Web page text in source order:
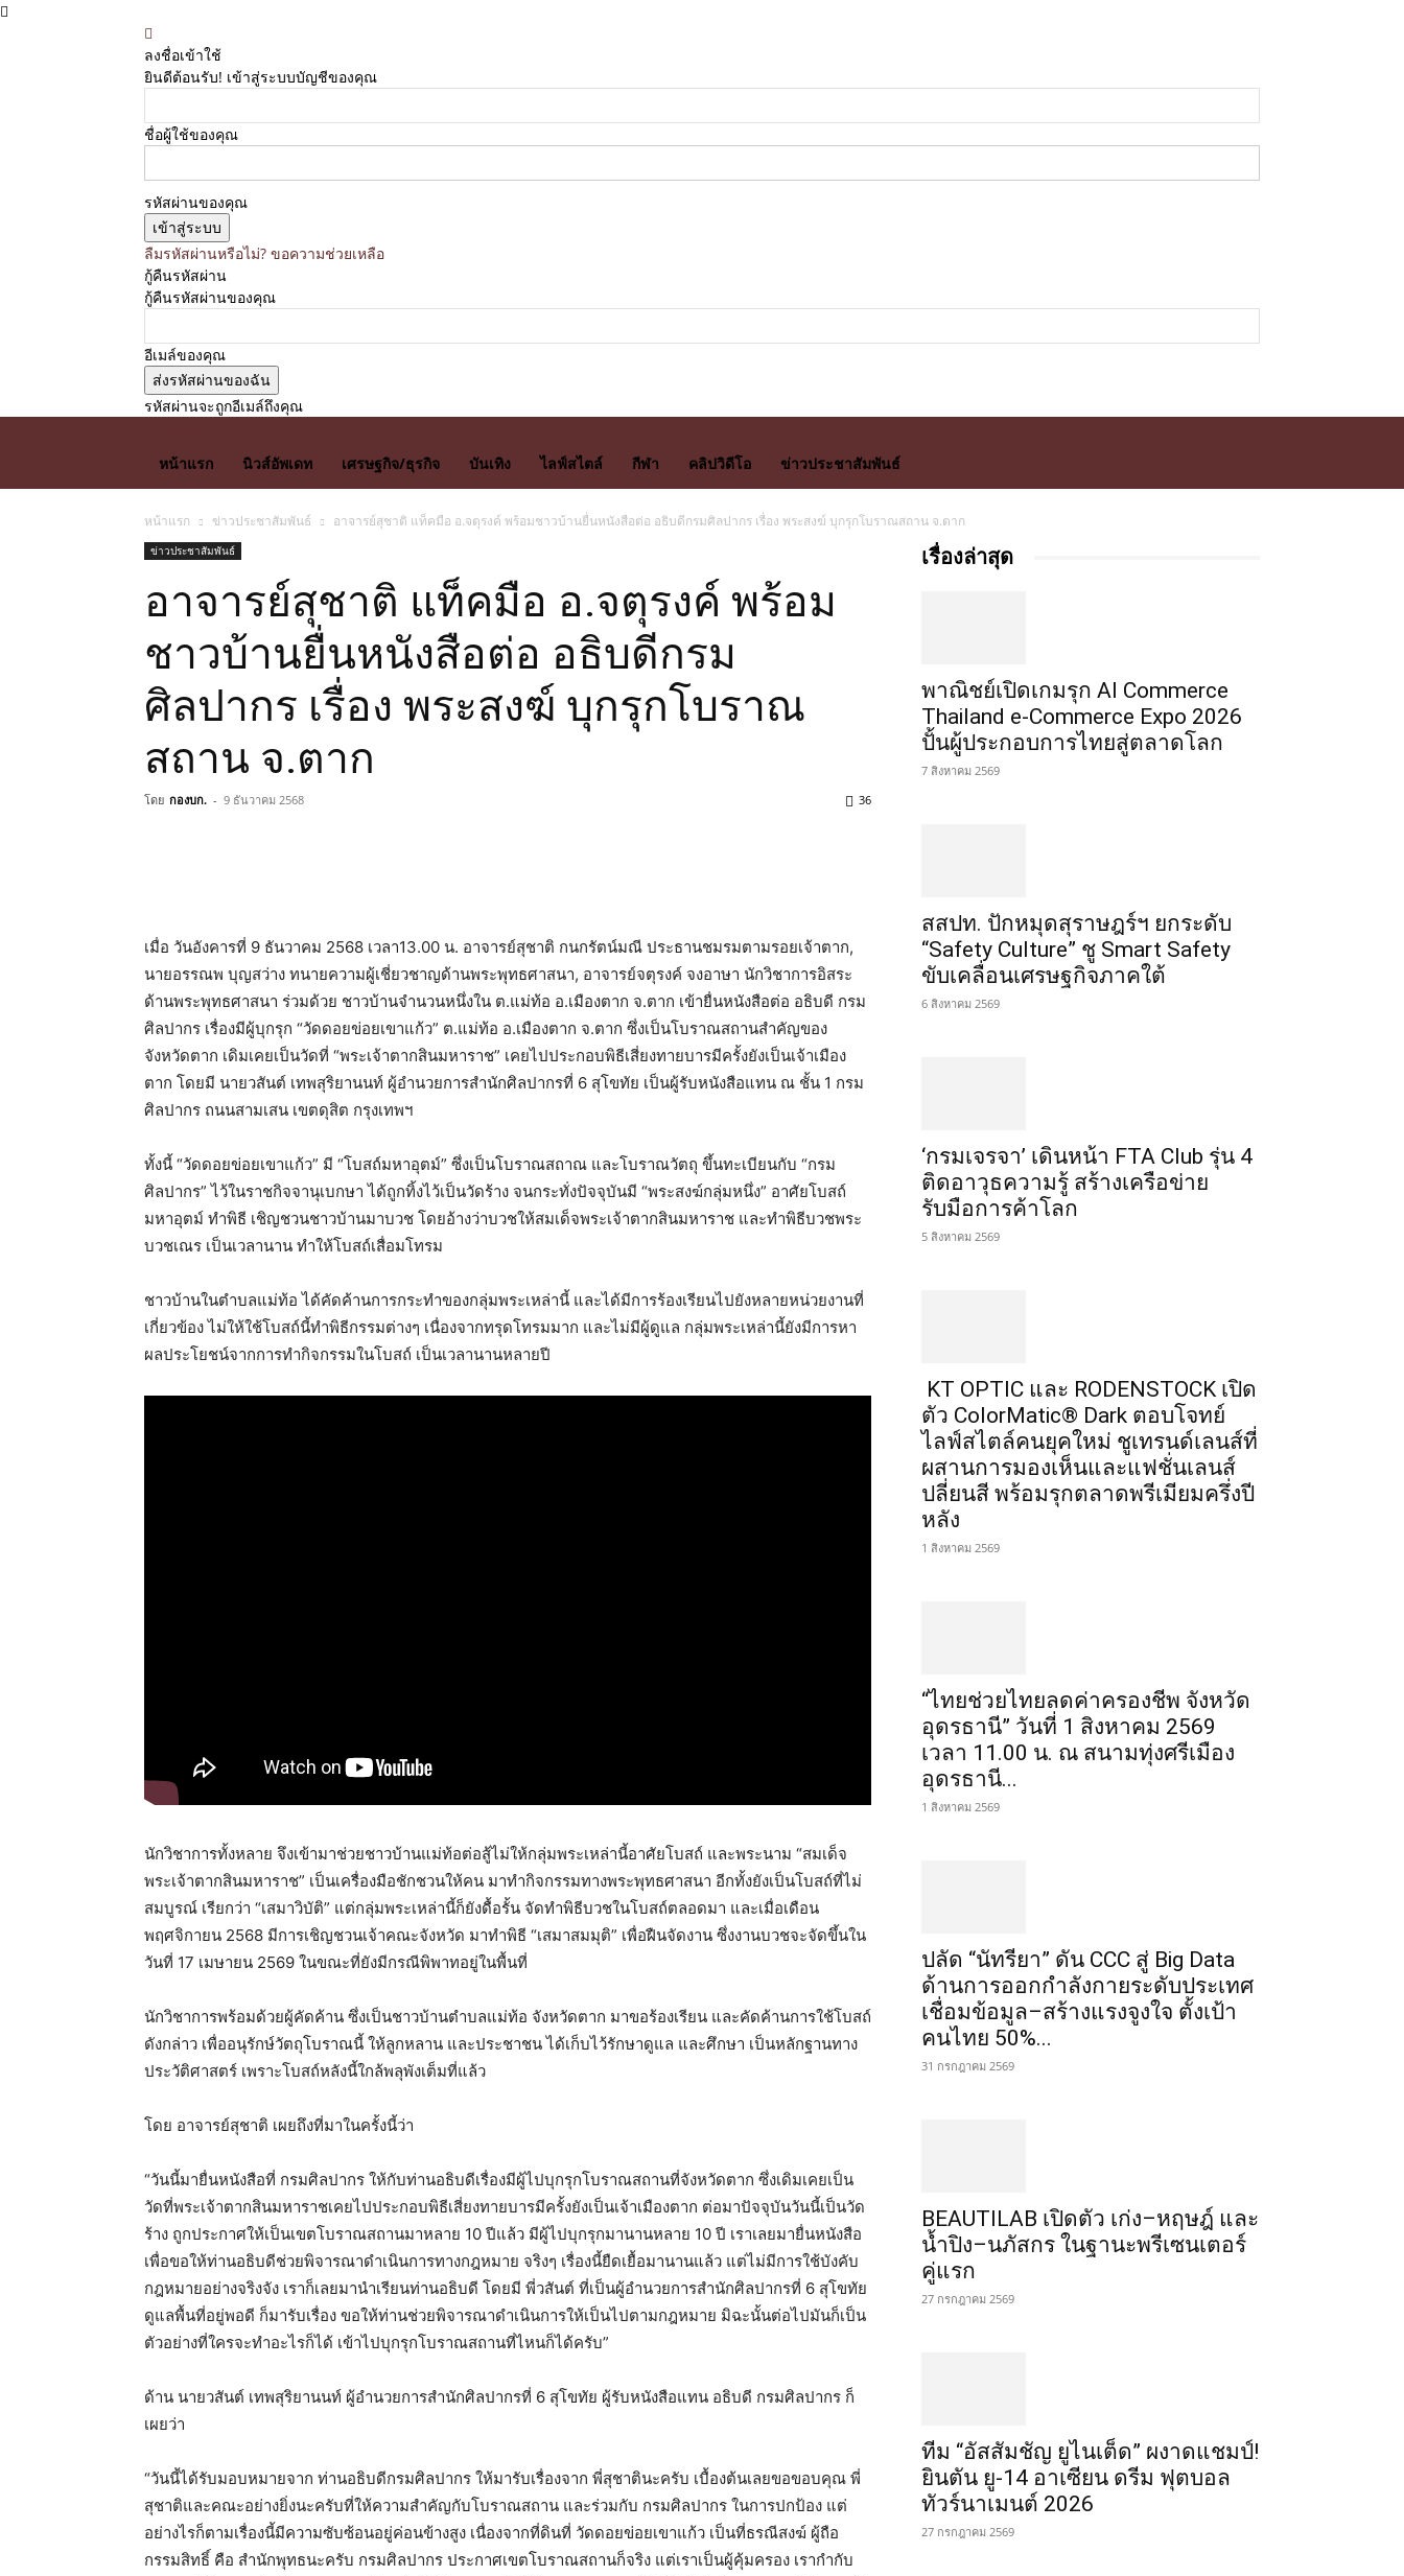
ลงชื่อเข้าใช้
ยินดีต้อนรับ! เข้าสู่ระบบบัญชีของคุณ
ชื่อผู้ใช้ของคุณ
รหัสผ่านของคุณ
ลืมรหัสผ่านหรือไม่? ขอความช่วยเหลือ
กู้คืนรหัสผ่าน
กู้คืนรหัสผ่านของคุณ
อีเมล์ของคุณ
รหัสผ่านจะถูกอีเมล์ถึงคุณ
หน้าแรก
นิวส์อัพเดท เศรษฐกิจ/ธุรกิจ บันเทิง ไลฟ์สไตล์ กีฬา คลิปวิดีโอ ข่าวประชาสัมพันธ์
หน้าแรก ข่าวประชาสัมพันธ์ อาจารย์สุชาติ แท็คมือ อ.จตุรงค์ พร้อมชาวบ้านยื่นหนังสือต่อ อธิบดีกรมศิลปากร เรื่อง พระสงฆ์ บุกรุกโบราณสถาน จ.ตาก
ข่าวประชาสัมพันธ์
อาจารย์สุชาติ แท็คมือ อ.จตุรงค์ พร้อม
ชาวบ้านยื่นหนังสือต่อ อธิบดีกรม
ศิลปากร เรื่อง พระสงฆ์ บุกรุกโบราณ
สถาน จ.ตาก
โดย กองบก. - 9 ธันวาคม 2568 36
เมื่อ วันอังคารที่ 9 ธันวาคม 2568 เวลา13.00 น. อาจารย์สุชาติ กนกรัตน์มณี ประธานชมรมตามรอยเจ้าตาก,
นายอรรณพ บุญสว่าง ทนายความผู้เชี่ยวชาญด้านพระพุทธศาสนา, อาจารย์จตุรงค์ จงอาษา นักวิชาการอิสระ
ด้านพระพุทธศาสนา ร่วมด้วย ชาวบ้านจำนวนหนึ่งใน ต.แม่ท้อ อ.เมืองตาก จ.ตาก เข้ายื่นหนังสือต่อ อธิบดี กรม
ศิลปากร เรื่องมีผู้บุกรุก “วัดดอยข่อยเขาแก้ว” ต.แม่ท้อ อ.เมืองตาก จ.ตาก ซึ่งเป็นโบราณสถานสำคัญของ
จังหวัดตาก เดิมเคยเป็นวัดที่ “พระเจ้าตากสินมหาราช” เคยไปประกอบพิธีเสี่ยงทายบารมีครั้งยังเป็นเจ้าเมือง
ตาก โดยมี นายวสันต์ เทพสุริยานนท์ ผู้อำนวยการสำนักศิลปากรที่ 6 สุโขทัย เป็นผู้รับหนังสือแทน ณ ชั้น 1 กรม
ศิลปากร ถนนสามเสน เขตดุสิต กรุงเทพฯ
ทั้งนี้ “วัดดอยข่อยเขาแก้ว” มี “โบสถ์มหาอุตม์” ซึ่งเป็นโบราณสถาณ และโบราณวัตถุ ขึ้นทะเบียนกับ “กรม
ศิลปากร” ไว้ในราชกิจจานุเบกษา ได้ถูกทิ้งไว้เป็นวัดร้าง จนกระทั่งปัจจุบันมี “พระสงฆ์กลุ่มหนึ่ง” อาศัยโบสถ์
มหาอุตม์ ทำพิธี เชิญชวนชาวบ้านมาบวช โดยอ้างว่าบวชให้สมเด็จพระเจ้าตากสินมหาราช และทำพิธีบวชพระ
บวชเณร เป็นเวลานาน ทำให้โบสถ์เสื่อมโทรม
ชาวบ้านในตำบลแม่ท้อ ได้คัดค้านการกระทำของกลุ่มพระเหล่านี้ และได้มีการร้องเรียนไปยังหลายหน่วยงานที่
เกี่ยวข้อง ไม่ให้ใช้โบสถ์นี้ทำพิธีกรรมต่างๆ เนื่องจากทรุดโทรมมาก และไม่มีผู้ดูแล กลุ่มพระเหล่านี้ยังมีการหา
ผลประโยชน์จากการทำกิจกรรมในโบสถ์ เป็นเวลานานหลายปี
นักวิชาการทั้งหลาย จึงเข้ามาช่วยชาวบ้านแม่ท้อต่อสู้ไม่ให้กลุ่มพระเหล่านี้อาศัยโบสถ์ และพระนาม “สมเด็จ
พระเจ้าตากสินมหาราช” เป็นเครื่องมือชักชวนให้คน มาทำกิจกรรมทางพระพุทธศาสนา อีกทั้งยังเป็นโบสถ์ที่ไม่
สมบูรณ์ เรียกว่า “เสมาวิบัติ” แต่กลุ่มพระเหล่านี้ก็ยังดื้อรั้น จัดทำพิธีบวชในโบสถ์ตลอดมา และเมื่อเดือน
พฤศจิกายน 2568 มีการเชิญชวนเจ้าคณะจังหวัด มาทำพิธี “เสมาสมมุติ” เพื่อฝืนจัดงาน ซึ่งงานบวชจะจัดขึ้นใน
วันที่ 17 เมษายน 2569 ในขณะที่ยังมีกรณีพิพาทอยู่ในพื้นที่
นักวิชาการพร้อมด้วยผู้คัดค้าน ซึ่งเป็นชาวบ้านตำบลแม่ท้อ จังหวัดตาก มาขอร้องเรียน และคัดค้านการใช้โบสถ์
ดังกล่าว เพื่ออนุรักษ์วัตถุโบราณนี้ ให้ลูกหลาน และประชาชน ได้เก็บไว้รักษาดูแล และศึกษา เป็นหลักฐานทาง
ประวัติศาสตร์ เพราะโบสถ์หลังนี้ใกล้พลุพังเต็มที่แล้ว
โดย อาจารย์สุชาติ เผยถึงที่มาในครั้งนี้ว่า
“วันนี้มายื่นหนังสือที่ กรมศิลปากร ให้กับท่านอธิบดีเรื่องมีผู้ไปบุกรุกโบราณสถานที่จังหวัดตาก ซึ่งเดิมเคยเป็น
วัดที่พระเจ้าตากสินมหาราชเคยไปประกอบพิธีเสี่ยงทายบารมีครั้งยังเป็นเจ้าเมืองตาก ต่อมาปัจจุบันวันนี้เป็นวัด
ร้าง ถูกประกาศให้เป็นเขตโบราณสถานมาหลาย 10 ปีแล้ว มีผู้ไปบุกรุกมานานหลาย 10 ปี เราเลยมายื่นหนังสือ
เพื่อขอให้ท่านอธิบดีช่วยพิจารณาดำเนินการทางกฎหมาย จริงๆ เรื่องนี้ยืดเยื้อมานานแล้ว แต่ไม่มีการใช้บังคับ
กฎหมายอย่างจริงจัง เราก็เลยมานำเรียนท่านอธิบดี โดยมี พี่วสันต์ ที่เป็นผู้อำนวยการสำนักศิลปากรที่ 6 สุโขทัย
ดูแลพื้นที่อยู่พอดี ก็มารับเรื่อง ขอให้ท่านช่วยพิจารณาดำเนินการให้เป็นไปตามกฎหมาย มิฉะนั้นต่อไปมันก็เป็น
ตัวอย่างที่ใครจะทำอะไรก็ได้ เข้าไปบุกรุกโบราณสถานที่ไหนก็ได้ครับ”
ด้าน นายวสันต์ เทพสุริยานนท์ ผู้อำนวยการสำนักศิลปากรที่ 6 สุโขทัย ผู้รับหนังสือแทน อธิบดี กรมศิลปากร ก็
เผยว่า
“วันนี้ได้รับมอบหมายจาก ท่านอธิบดีกรมศิลปากร ให้มารับเรื่องจาก พี่สุชาตินะครับ เบื้องต้นเลยขอขอบคุณ พี่
สุชาติและคณะอย่างยิ่งนะครับที่ให้ความสำคัญกับโบราณสถาน และร่วมกับ กรมศิลปากร ในการปกป้อง แต่
อย่างไรก็ตามเรื่องนี้มีความซับซ้อนอยู่ค่อนข้างสูง เนื่องจากที่ดินที่ วัดดอยข่อยเขาแก้ว เป็นที่ธรณีสงฆ์ ผู้ถือ
กรรมสิทธิ์ คือ สำนักพุทธนะครับ กรมศิลปากร ประกาศเขตโบราณสถานก็จริง แต่เราเป็นผู้คุ้มครอง เรากำกับ
เรื่องล่าสุด
พาณิชย์เปิดเกมรุก AI Commerce
Thailand e-Commerce Expo 2026
ปั้นผู้ประกอบการไทยสู่ตลาดโลก
7 สิงหาคม 2569
สสปท. ปักหมุดสุราษฎร์ฯ ยกระดับ
“Safety Culture” ชู Smart Safety
ขับเคลื่อนเศรษฐกิจภาคใต้
6 สิงหาคม 2569
‘กรมเจรจา’ เดินหน้า FTA Club รุ่น 4
ติดอาวุธความรู้ สร้างเครือข่าย
รับมือการค้าโลก
5 สิงหาคม 2569
KT OPTIC และ RODENSTOCK เปิด
ตัว ColorMatic® Dark ตอบโจทย์
ไลฟ์สไตล์คนยุคใหม่ ชูเทรนด์เลนส์ที่
ผสานการมองเห็นและแฟชั่นเลนส์
ปลี่ยนสี พร้อมรุกตลาดพรีเมียมครึ่งปี
หลัง
1 สิงหาคม 2569
“ไทยช่วยไทยลดค่าครองชีพ จังหวัด
อุดรธานี” วันที่ 1 สิงหาคม 2569
เวลา 11.00 น. ณ สนามทุ่งศรีเมือง
อุดรธานี...
1 สิงหาคม 2569
ปลัด “นัทรียา” ดัน CCC สู่ Big Data
ด้านการออกกำลังกายระดับประเทศ
เชื่อมข้อมูล–สร้างแรงจูงใจ ตั้งเป้า
คนไทย 50%...
31 กรกฎาคม 2569
BEAUTILAB เปิดตัว เก่ง–หฤษฎ์ และ
น้ำปิง–นภัสกร ในฐานะพรีเซนเตอร์
คู่แรก
27 กรกฎาคม 2569
ทีม “อัสสัมชัญ ยูไนเต็ด” ผงาดแชมป์!
ยินตัน ยู-14 อาเซียน ดรีม ฟุตบอล
ทัวร์นาเมนต์ 2026
27 กรกฎาคม 2569